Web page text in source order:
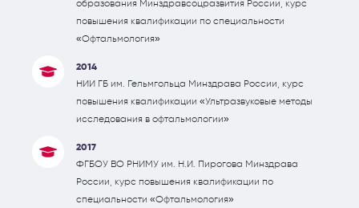
образования Минздравсоцразвития России, курс
повышения квалификации по специальности
«Офтальмология»
2014
НИИ ГБ им. Гельмгольца Минздрава России, курс
повышения квалификации «Ультразвуковые методы
исследования в офтальмологии»
2017
ФГБОУ ВО РНИМУ им. Н.И. Пирогова Минздрава
России, курс повышения квалификации по
специальности «Офтальмология»